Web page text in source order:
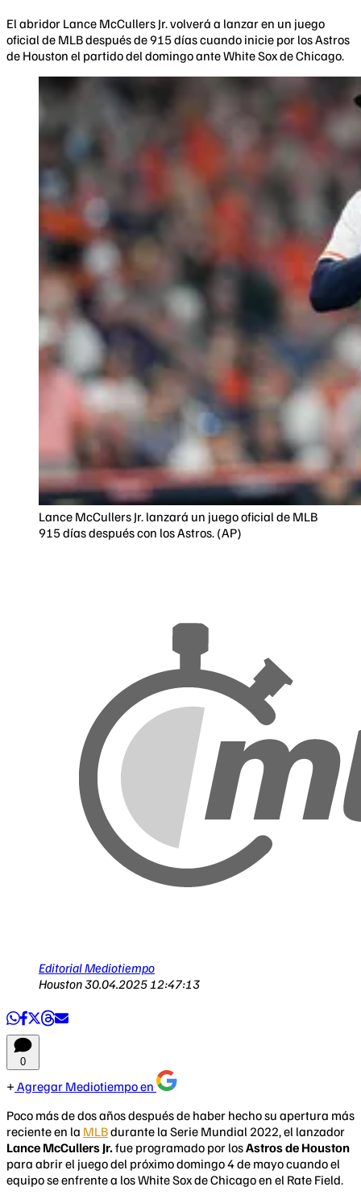
El abridor Lance McCullers Jr. volverá a lanzar en un juego
oficial de MLB después de 915 días cuando inicie por los Astros
de Houston el partido del domingo ante White Sox de Chicago.
Lance McCullers Jr. lanzará un juego oficial de MLB
915 días después con los Astros. (AP)
Editorial Mediotiempo
Houston30.04.2025 12:47:13
0
Agregar Mediotiempo en
Poco más de dos años después de haber hecho su apertura más
reciente en la MLBdurante la Serie Mundial 2022, el lanzador
Lance McCullers Jr.fue programado por losAstros de Houston
para abrir el juego del próximo domingo 4 de mayo cuando el
equipo se enfrente a los White Sox de Chicago en el Rate Field.